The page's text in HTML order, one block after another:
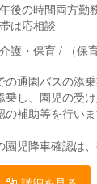
午後の時間両方
は応相談
護・保育 / （保
通園バスの添乗
乗し、園児の受
補助等を行いま
児降車確認は